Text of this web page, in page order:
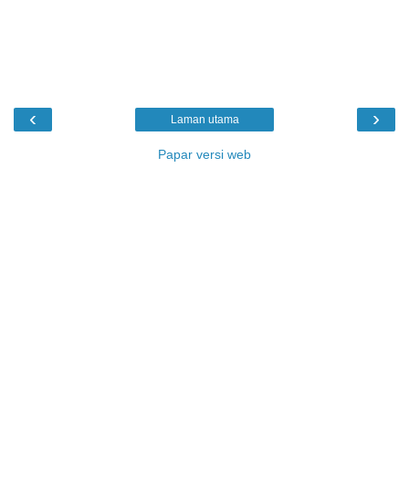
‹ ›
Laman utama
Papar versi web